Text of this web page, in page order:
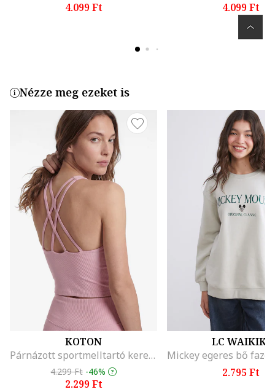
4.099 Ft
4.099 Ft
Nézze meg ezeket is
KOTON
Párnázott sportmelltartó keresztpántokkal, Világos rózsaszín
4.299 Ft -46%
2.299 Ft
LC WAIKIKI
2.795 Ft